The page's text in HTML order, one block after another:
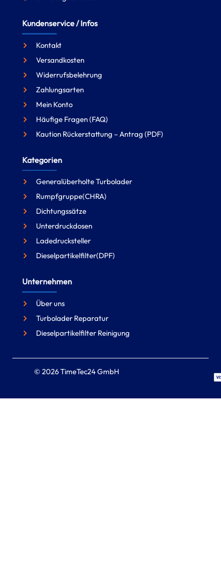
Kundenservice / Infos
Kontakt
Versandkosten
Widerrufsbelehrung
Zahlungsarten
Mein Konto
Häufige Fragen (FAQ)
Kaution Rückerstattung – Antrag (PDF)
Kategorien
Generalüberholte Turbolader
Rumpfgruppe(CHRA)
Dichtungssätze
Unterdruckdosen
Ladedrucksteller
Dieselpartikelfilter(DPF)
Unternehmen
Über uns
Turbolader Reparatur
Dieselpartikelfilter Reinigung
© 2026 TimeTec24 GmbH